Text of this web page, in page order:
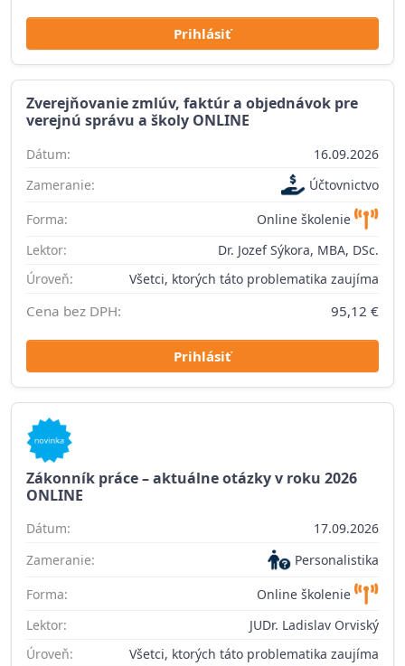
Prihlásiť
Zverejňovanie zmlúv, faktúr a objednávok pre
verejnú správu a školy ONLINE
Dátum:
16.09.2026
Zameranie:
Účtovnictvo
Forma:
Online školenie
Lektor:
Dr. Jozef Sýkora, MBA, DSc.
Úroveň:
Všetci, ktorých táto problematika zaujíma
Cena bez DPH: 95,12 €
Prihlásiť
Zákonník práce – aktuálne otázky v roku 2026
ONLINE
Dátum:
17.09.2026
Zameranie:
Personalistika
Forma:
Online školenie
Lektor:
JUDr. Ladislav Orviský
Úroveň:
Všetci, ktorých táto problematika zaujíma